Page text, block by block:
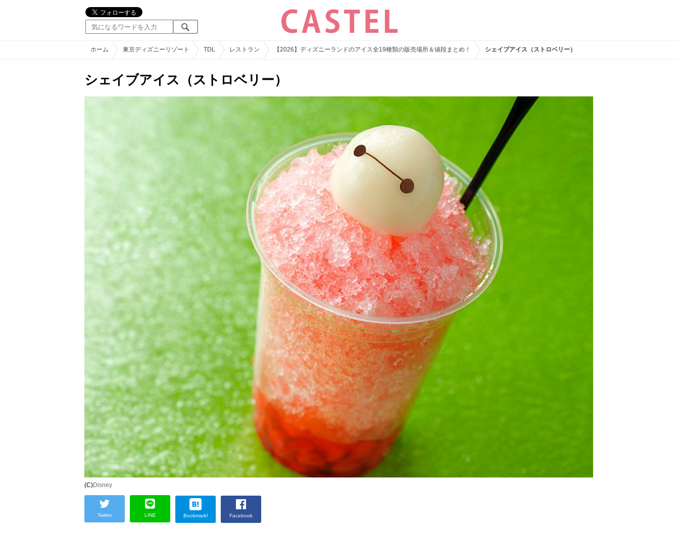
ホーム 東京ディズニーリゾート TDL レストラン 【2026】ディズニーランドのアイス全19種類の販売場所＆値段まとめ！ シェイブアイス（ストロベリー）
シェイブアイス（ストロベリー）
(C)Disney
Twitter LINE Bookmark! Facebook